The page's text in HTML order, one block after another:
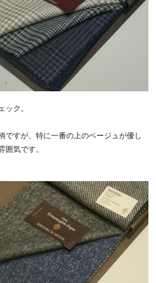
ック。
ですが、特に一番の上のベージュが優し
囲気です。